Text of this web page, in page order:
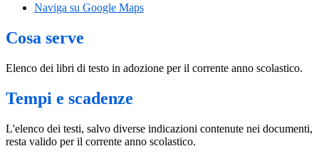
Naviga su Google Maps
Cosa serve
Elenco dei libri di testo in adozione per il corrente anno scolastico.
Tempi e scadenze
L'elenco dei testi, salvo diverse indicazioni contenute nei documenti,
resta valido per il corrente anno scolastico.